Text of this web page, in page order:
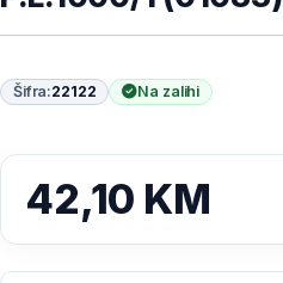
Šifra:22122 Na zalihi
42,10 KM